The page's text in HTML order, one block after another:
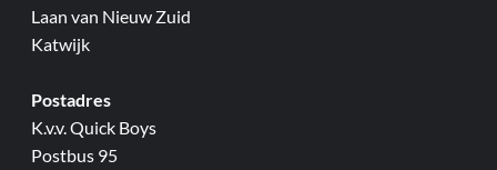
Laan van Nieuw Zuid
Katwijk
Postadres
K.v.v. Quick Boys
Postbus 95